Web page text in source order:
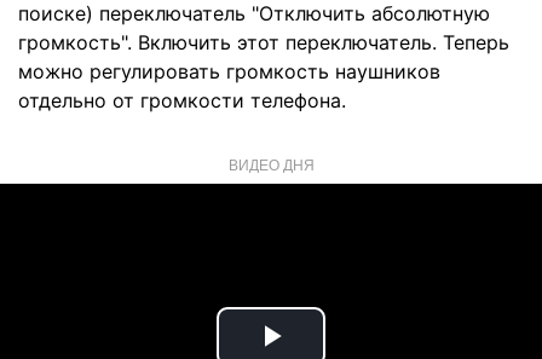
поиске) переключатель "Отключить абсолютную
громкость". Включить этот переключатель. Теперь
можно регулировать громкость наушников
отдельно от громкости телефона.
ВИДЕО ДНЯ